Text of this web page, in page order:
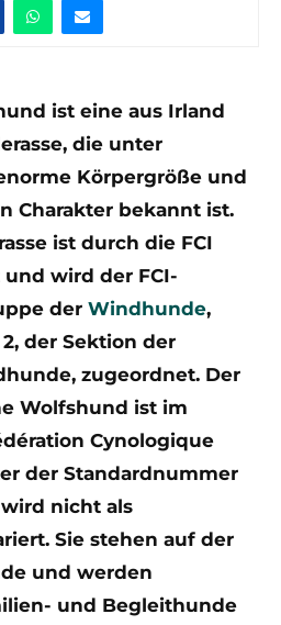
ist eine aus Irland
die unter
Körpergröße und
Charakter bekannt ist.
ist durch die FCI
wird der FCI-
der Windhunde,
der Sektion der
zugeordnet. Der
Wolfshund ist im
Cynologique
der Standardnummer
nicht als
Sie stehen auf der
und werden
und Begleithunde